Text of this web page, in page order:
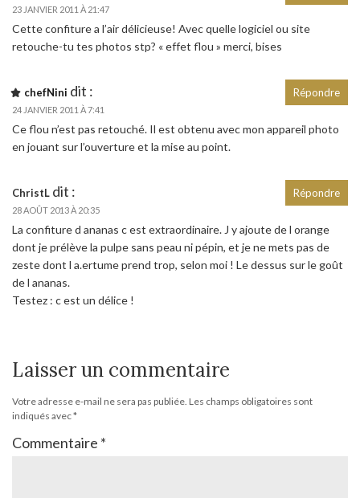
23 JANVIER 2011 À 21:47
Cette confiture a l’air délicieuse! Avec quelle logiciel ou site
retouche-tu tes photos stp? « effet flou » merci, bises
chefNini dit :
24 JANVIER 2011 À 7:41
Ce flou n’est pas retouché. Il est obtenu avec mon appareil photo
en jouant sur l’ouverture et la mise au point.
Répondre
ChristL dit :
28 AOÛT 2013 À 20:35
La confiture d ananas c est extraordinaire. J y ajoute de l orange
dont je prélève la pulpe sans peau ni pépin, et je ne mets pas de
zeste dont l a.ertume prend trop, selon moi ! Le dessus sur le goût
de l ananas.
Testez : c est un délice !
Répondre
Laisser un commentaire
Votre adresse e-mail ne sera pas publiée. Les champs obligatoires sont
indiqués avec*
Commentaire *